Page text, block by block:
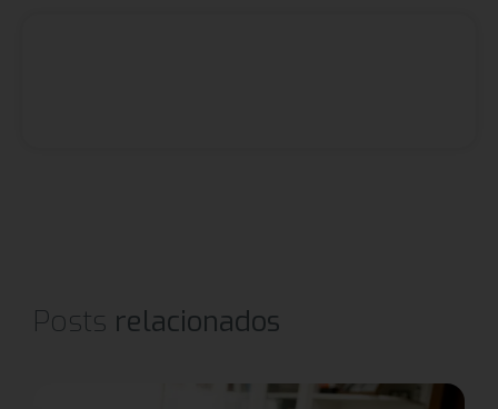
Posts relacionados